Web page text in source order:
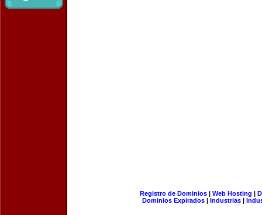
Registro de Dominios| Web Hosting |
Dominios Expirados | Industrias |